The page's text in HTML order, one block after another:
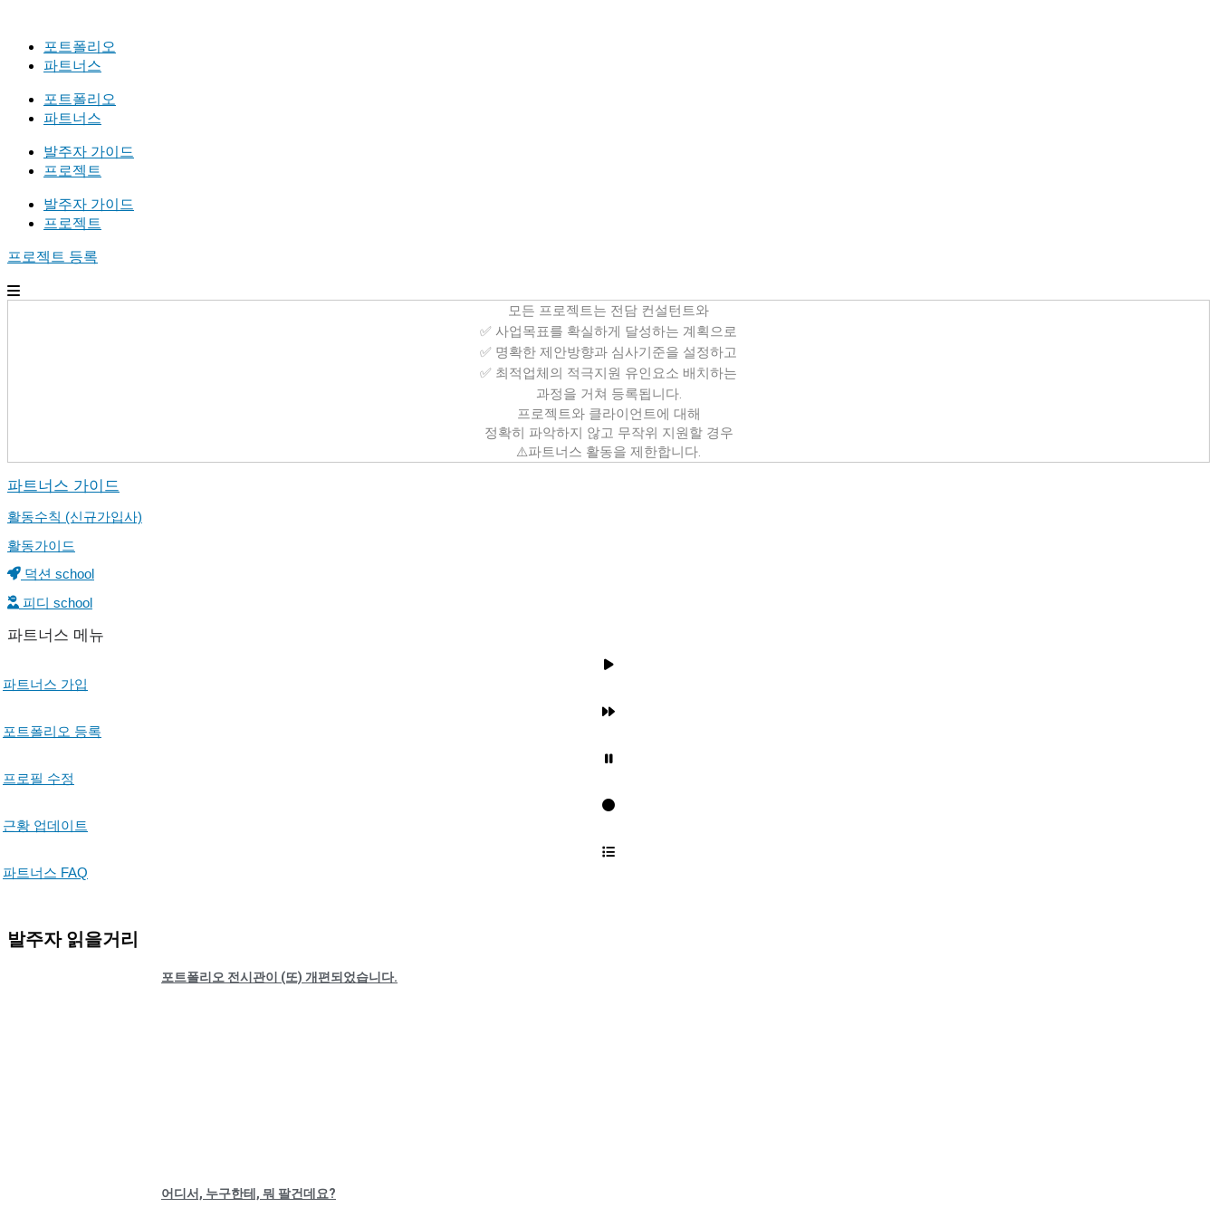
포트폴리오
파트너스
포트폴리오
파트너스
발주자 가이드
프로젝트
발주자 가이드
프로젝트
프로젝트 등록
모든 프로젝트는 전담 컨설턴트와
✅ 사업목표를 확실하게 달성하는 계획으로
✅ 명확한 제안방향과 심사기준을 설정하고
✅ 최적업체의 적극지원 유인요소 배치하는
과정을 거쳐 등록됩니다.
프로젝트와 클라이언트에 대해
정확히 파악하지 않고 무작위 지원할 경우
⚠️파트너스 활동을 제한합니다.
파트너스 가이드
활동수칙 (신규가입사)
활동가이드
덕션 school
피디 school
파트너스 메뉴
파트너스 가입
포트폴리오 등록
프로필 수정
근황 업데이트
파트너스 FAQ
발주자 읽을거리
포트폴리오 전시관이 (또) 개편되었습니다.
어디서, 누구한테, 뭐 팔건데요?